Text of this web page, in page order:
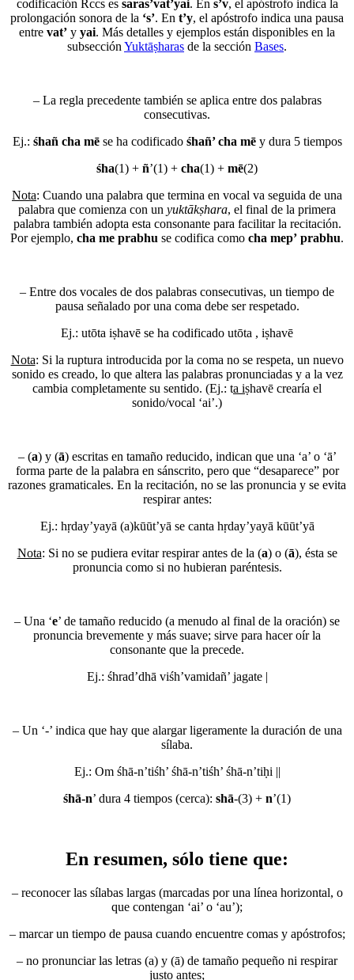
codificación Rccs es saras’vat’yai. En s’v, el apóstrofo indica la
prolongación sonora de la ‘s’. En t’y, el apóstrofo indica una pausa
entre vat’ y yai. Más detalles y ejemplos están disponibles en la
subsección Yuktāṣharas de la sección Bases.
– La regla precedente también se aplica entre dos palabras
consecutivas.
Ej.: śhañ cha mēse ha codificado śhañ’ cha mēy dura 5 tiempos
śha(1) + ñ’(1) + cha(1) + mē(2)
Nota: Cuando una palabra que termina en vocal va seguida de una
palabra que comienza con un yuktākṣhara, el final de la primera
palabra también adopta esta consonante para facilitar la recitación.
Por ejemplo, cha me prabhu se codifica como cha mep’ prabhu.
– Entre dos vocales de dos palabras consecutivas, un tiempo de
pausa señalado por una coma debe ser respetado.
Ej.: utōta iṣhavē se ha codificado utōta , iṣhavē
Nota: Si la ruptura introducida por la coma no se respeta, un nuevo
sonido es creado, lo que altera las palabras pronunciadas y a la vez
cambia completamente su sentido. (Ej.: ta iṣhavē crearía el
sonido/vocal ‘ai’.)
– (a) y (ā) escritas en tamaño reducido, indican que una ‘a’ o ‘ā’
forma parte de la palabra en sánscrito, pero que “desaparece” por
razones gramaticales. En la recitación, no se las pronuncia y se evita
respirar antes:
Ej.: hṛday’yayā (a)kūūt’yā se canta hṛday’yayā kūūt’yā
Nota: Si no se pudiera evitar respirar antes de la (a) o (ā), ésta se
pronuncia como si no hubieran paréntesis.
– Una ‘e’ de tamaño reducido (a menudo al final de la oración) se
pronuncia brevemente y más suave; sirve para hacer oír la
consonante que la precede.
Ej.: śhrad’dhā viśh’vamidañ’jagate |
– Un ‘-’ indica que hay que alargar ligeramente la duración de una
sílaba.
Ej.: Om śhā-n’tiśh’śhā-n’tiśh’śhā-n’tiḥi ||
śhā-n’ dura 4 tiempos (cerca): shā-(3) + n’(1)
En resumen, sólo tiene que:
– reconocer las sílabas largas (marcadas por una línea horizontal, o
que contengan ‘ai’ o ‘au’);
– marcar un tiempo de pausa cuando encuentre comas y apóstrofos;
– no pronunciar las letras (a) y (ā) de tamaño pequeño ni respirar
justo antes;